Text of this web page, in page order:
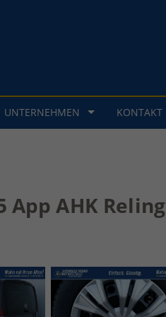
UNTERNEHMEN KONTAKT
App AHK Reling